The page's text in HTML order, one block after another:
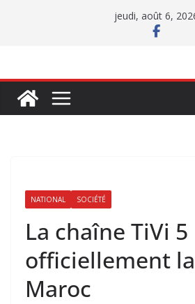
jeudi, août 6,
NATIONAL SOCIÉTÉ
La chaîne TiVi
officiellement
Maroc